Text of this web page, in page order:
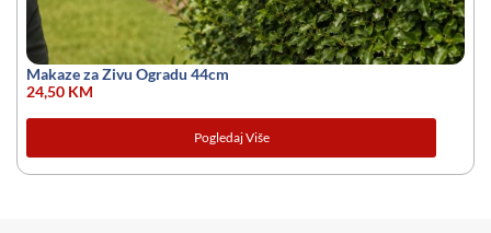
Makaze za Zivu Ogradu 44cm
24,50 KM
Pogledaj Više